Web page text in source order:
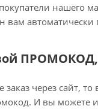
нашего
вам
ПРОМОКОД,
заказ через сайт,
И вы можете